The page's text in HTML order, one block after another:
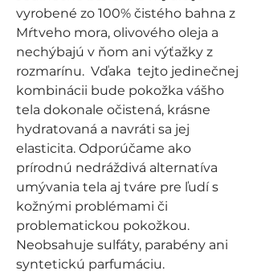
vyrobené zo 100% čistého bahna z
Mŕtveho mora, olivového oleja a
nechýbajú v ňom ani výťažky z
rozmarínu. Vďaka tejto jedinečnej
kombinácii bude pokožka vášho
tela dokonale očistená, krásne
hydratovaná a navráti sa jej
elasticita. Odporúčame ako
prírodnú nedráždivá alternatíva
umývania tela aj tváre pre ľudí s
kožnými problémami či
problematickou pokožkou.
Neobsahuje sulfáty, parabény ani
syntetickú parfumáciu.